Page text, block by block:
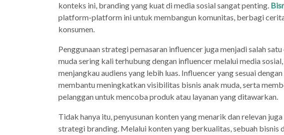
konteks ini, branding yang kuat di media sosial sangat penting.
platform-platform ini untuk membangun komunitas, berbagi
konsumen.
Penggunaan strategi pemasaran influencer juga menjadi salah
muda sering kali terhubung dengan influencer melalui media
menjangkau audiens yang lebih luas. Influencer yang sesuai
membantu meningkatkan visibilitas bisnis anak muda, serta
pelanggan untuk mencoba produk atau layanan yang ditawarkan.
Tidak hanya itu, penyusunan konten yang menarik dan relevan
strategi branding. Melalui konten yang berkualitas, sebuah bisnis